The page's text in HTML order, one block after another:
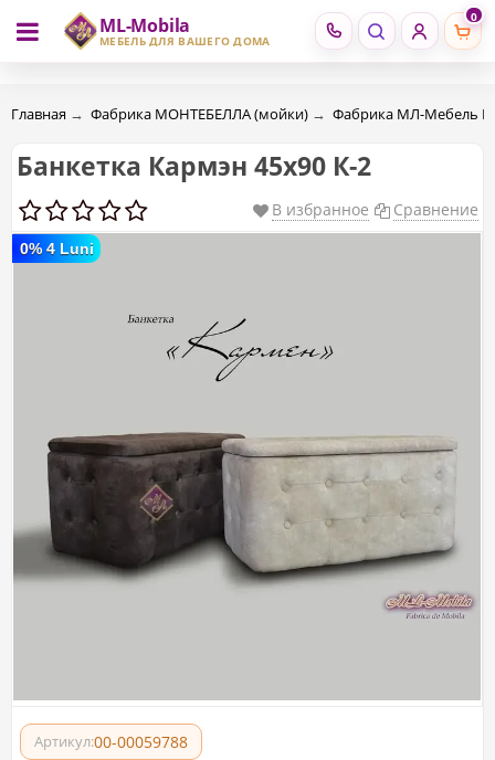
ML-Mobila
МЕБЕЛЬ ДЛЯ ВАШЕГО ДОМА
0
RU RO
Главная → Фабрика МОНТЕБЕЛЛА (мойки) → Фабрика МЛ-Мебель
Банкетка Кармэн 45х90 К-2
В избранное Сравнение
0% 4 Luni
Артикул:00-00059788